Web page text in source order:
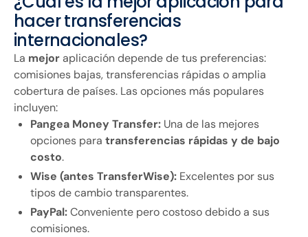
hacer transferencias
internacionales?
La mejoraplicación depende de tus preferencias:
comisiones bajas, transferencias rápidas o amplia
cobertura de países. Las opciones más populares
incluyen:
Pangea Money Transfer: Una de las mejores
opciones para transferencias rápidas y de bajo
costo.
Wise (antes TransferWise): Excelentes por sus
tipos de cambio transparentes.
PayPal:Conveniente pero costoso debido a sus
comisiones.